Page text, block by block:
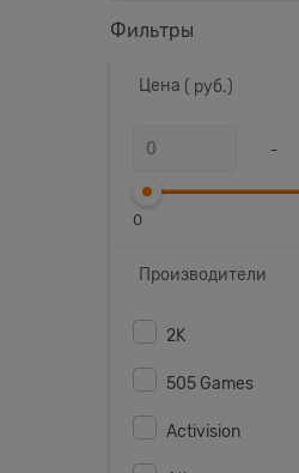
Фильтры
Цена ( руб.)
-
0
Производители
2K
505 Games
Activision